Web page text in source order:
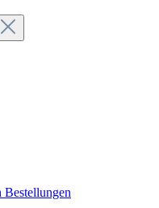
Bestellungen